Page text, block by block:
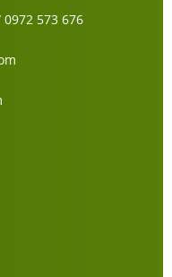
573 676